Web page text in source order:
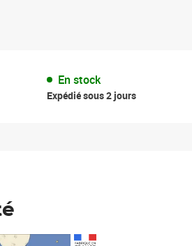
En stock
Expédié sous 2 jours